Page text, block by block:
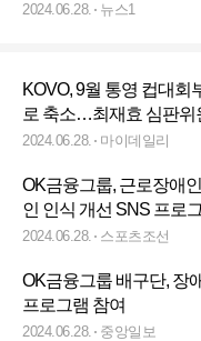
2024.06.28. 뉴스1
KOVO, 9월 통영 컵대회
로 축소…최재효 심판위
표]
2024.06.28. 마이데일리
OK금융그룹, 근로장애
인 인식 개선 SNS 프로
2024.06.28. 스포츠조선
OK금융그룹 배구단, 장
프로그램 참여
2024.06.28. 중앙일보